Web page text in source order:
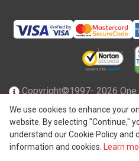
We use cookies to enhance your
website. By selecting "Continue,"
understand our Cookie Policy and
information and cookies.
Learn
Copyright©1997- 2026 One
201602796Z）は、有限責任
法人化され、スイスのエンテ
("One IBC Limited")に所属す